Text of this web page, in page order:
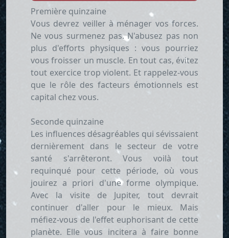
Première quinzaine
Vous devrez veiller à ménager vos forces.
Ne vous surmenez pas. N'abusez pas non
plus d'efforts physiques : vous pourriez
vous froisser un muscle. En tout cas, évitez
tout exercice trop violent. Et rappelez-vous
que le rôle des facteurs émotionnels est
capital chez vous.
Seconde quinzaine
Les influences désagréables qui sévissaient
dernièrement dans le secteur de votre
santé s'arrêteront. Vous voilà tout
requinqué pour cette période, où vous
jouirez a priori d'une forme olympique.
Avec la visite de Jupiter, tout devrait
continuer d'aller pour le mieux. Mais
méfiez-vous de l'effet euphorisant de cette
planète. Elle vous incitera à faire bonne